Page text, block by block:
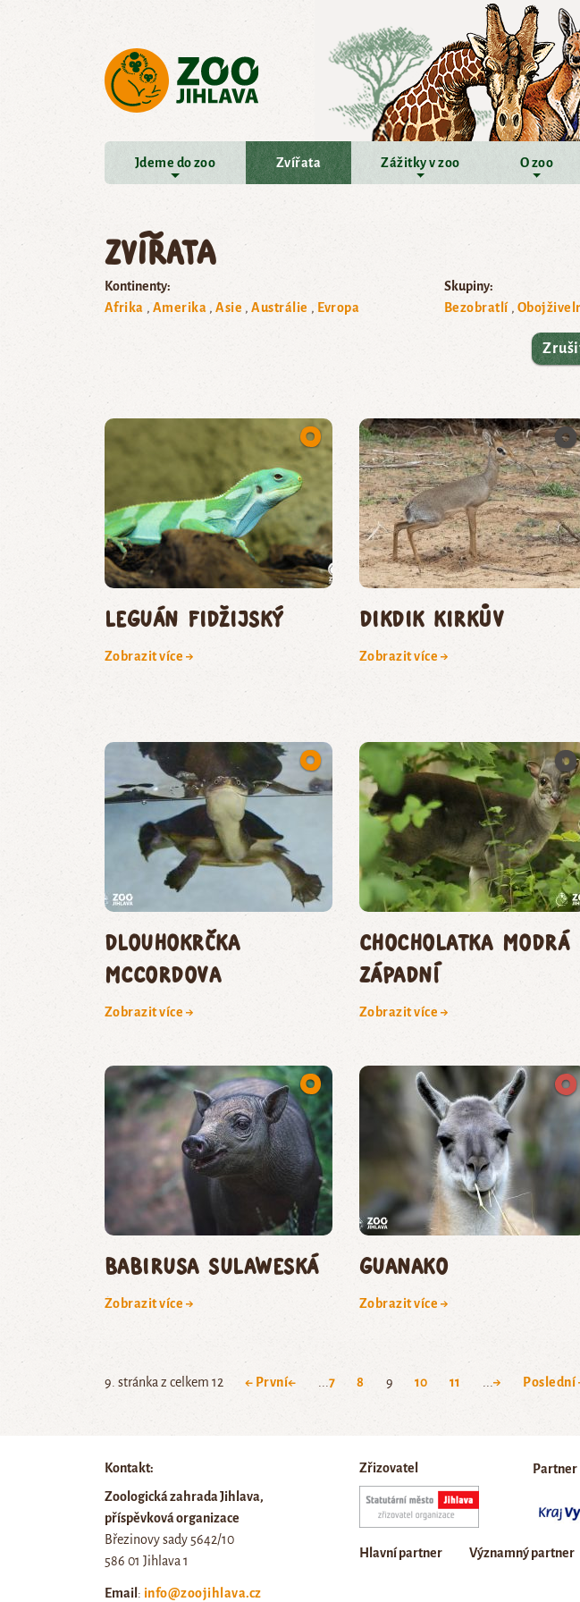
Jdeme do zoo Zvířata Zážitky v zoo O zoo
Zvířata
Kontinenty:
Afrika
Amerika Asie Austrálie Evropa
Skupiny:
Bezobratlí
leguán fidžijský
Zobrazit více →
dikdik Kirkův
Zobrazit více →
dlouhokrčka
McCordova
Zobrazit více →
Chocholatka modrá
západní
Zobrazit více →
Babirusa sulaweská
Zobrazit více →
guanako
Zobrazit více →
9. stránka z celkem 12 ← První← 7 8 9 10 11 → Poslední
Kontakt:
Zoologická zahrada Jihlava,
příspěvková organizace
Březinovy sady 5642/10
586 01 Jihlava 1
Email : info@zoojihlava.cz
Zřizovatel Partner
Hlavní partner Významný partner